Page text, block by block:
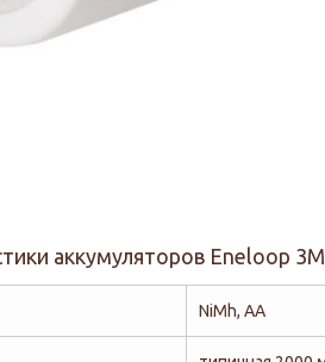
аккумуляторов Eneloop
NiMh, АА